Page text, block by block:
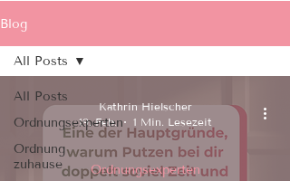
Blog
All Posts
Ordnungsexperten
Ordnung
zuhause
All Posts
Ordnungsexperten
Kathrin Hielscher
19. Feb.
1 Min. Lesezeit